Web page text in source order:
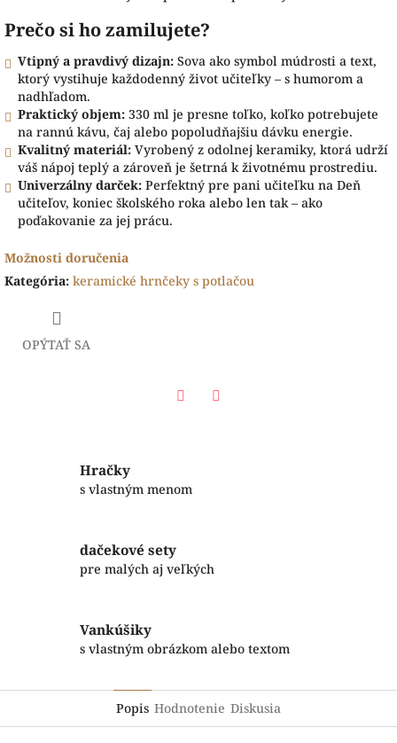
Prečo si ho zamilujete?
Vtipný a pravdivý dizajn: Sova ako symbol múdrosti a text,
ktorý vystihuje každodenný život učiteľky – s humorom a
nadhľadom.
Praktický objem: 330 ml je presne toľko, koľko potrebujete
na rannú kávu, čaj alebo popoludňajšiu dávku energie.
Kvalitný materiál: Vyrobený z odolnej keramiky, ktorá udrží
váš nápoj teplý a zároveň je šetrná k životnému prostrediu.
Univerzálny darček: Perfektný pre pani učiteľku na Deň
učiteľov, koniec školského roka alebo len tak – ako
poďakovanie za jej prácu.
Možnosti doručenia
Kategória: keramické hrnčeky s potlačou
OPÝTAŤ SA
Hračky
s vlastným menom
dačekové sety
pre malých aj veľkých
Vankúšiky
s vlastným obrázkom alebo textom
Popis Hodnotenie Diskusia